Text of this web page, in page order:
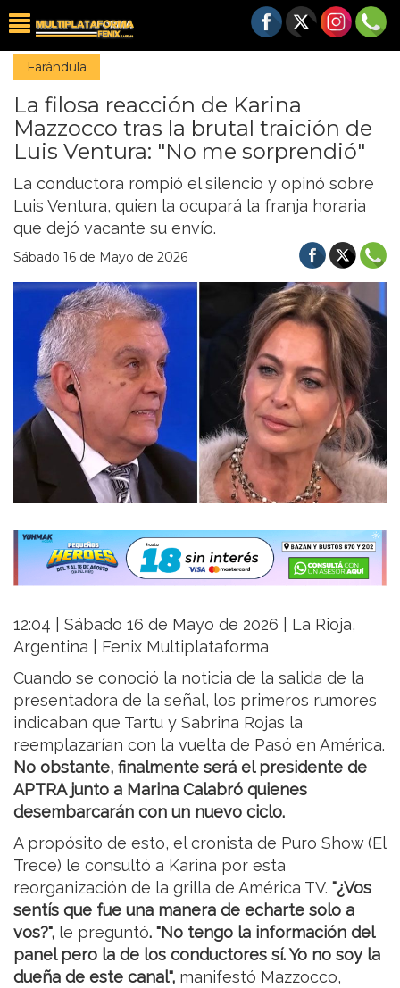
Farándula
La filosa reacción de Karina
Mazzocco tras la brutal traición de
Luis Ventura: "No me sorprendió"
La conductora rompió el silencio y opinó sobre
Luis Ventura, quien la ocupará la franja horaria
que dejó vacante su envío.
Sábado 16 de Mayo de 2026
12:04 | Sábado 16 de Mayo de 2026 | La Rioja,
Argentina | Fenix Multiplataforma
Cuando se conoció la noticia de la salida de la
presentadora de la señal, los primeros rumores
indicaban que Tartu y Sabrina Rojas la
reemplazarían con la vuelta de Pasó en América.
No obstante, finalmente será el presidente de
APTRA junto a Marina Calabró quienes
desembarcarán con un nuevo ciclo.
A propósito de esto, el cronista de Puro Show (El
Trece) le consultó a Karina por esta
reorganización de la grilla de América TV. "¿Vos
sentís que fue una manera de echarte solo a
vos?", le preguntó. "No tengo la información del
panel pero la de los conductores sí. Yo no soy la
dueña de este canal", manifestó Mazzocco,